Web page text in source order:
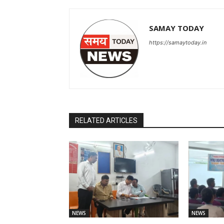
SAMAY TODAY
https://samaytoday.in
RELATED ARTICLES
NEWS NEWS